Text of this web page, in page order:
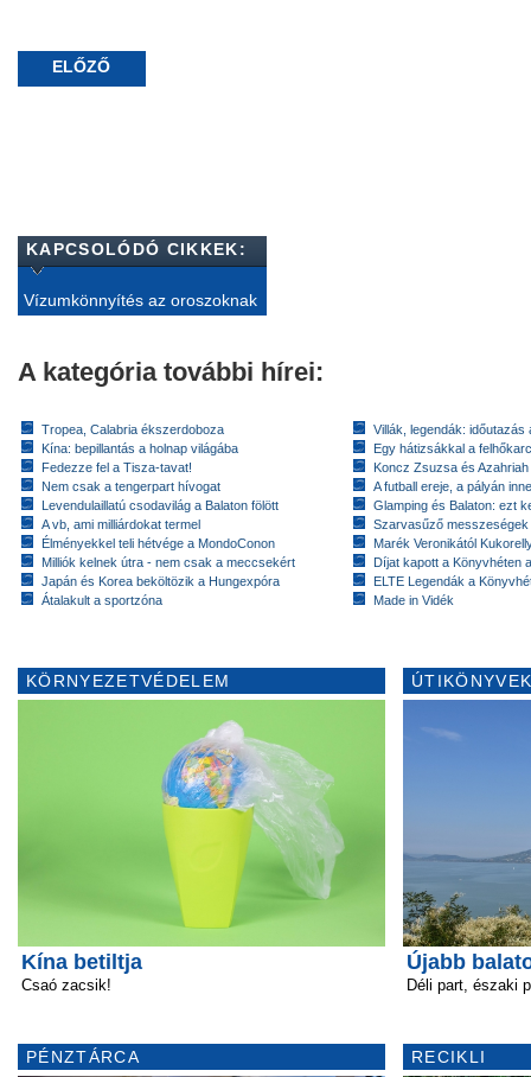
ELŐZŐ
KAPCSOLÓDÓ CIKKEK:
Vízumkönnyítés az oroszoknak
A kategória további hírei:
Tropea, Calabria ékszerdoboza
Kína: bepillantás a holnap világába
Fedezze fel a Tisza-tavat!
Nem csak a tengerpart hívogat
Levendulaillatú csodavilág a Balaton fölött
A vb, ami milliárdokat termel
Élményekkel teli hétvége a MondoConon
Milliók kelnek útra - nem csak a meccsekért
Japán és Korea beköltözik a Hungexpóra
Átalakult a sportzóna
Villák, legendák: időutazás
Egy hátizsákkal a
Koncz Zsuzsa és
A futball ereje, a pályán
Glamping és Balaton: ezt
Szarvasűző messzeségek
Marék Veronikától
Díjat kapott a Könyvhéten
ELTE Legendák a
Made in Vidék
KÖRNYEZETVÉDELEM
Kína betiltja
Csaó zacsik!
PÉNZTÁRCA
Újabb
Déli part, északi
RECIKLI